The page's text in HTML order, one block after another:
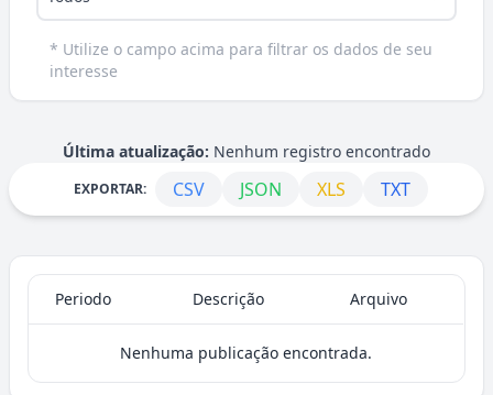
* Utilize o campo acima para filtrar os dados de seu
interesse
Última atualização: Nenhum registro encontrado
EXPORTAR: CSV JSON XLS TXT
Periodo Descrição Arquivo
Nenhuma publicação encontrada.